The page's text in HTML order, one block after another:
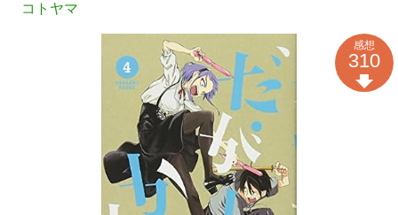
コトヤマ
感想
310